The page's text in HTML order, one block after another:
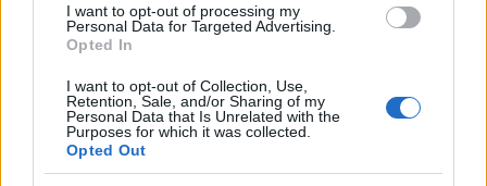
I want to opt-out of processing my
Personal Data for Targeted Advertising.
Opted In
I want to opt-out of Collection, Use,
Retention, Sale, and/or Sharing of my
Personal Data that Is Unrelated with the
Purposes for which it was collected.
Opted Out